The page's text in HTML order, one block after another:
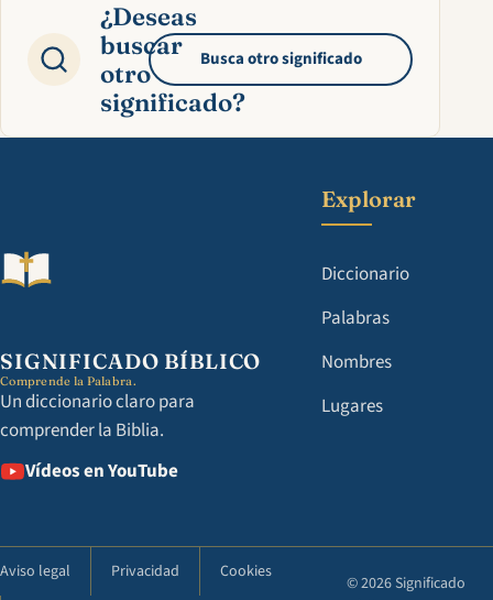
¿Deseas
buscar
otro
significado?
Busca otro significado
SIGNIFICADO BÍBLICO
Comprende la Palabra.
Un diccionario claro para
comprender la Biblia.
Vídeos en YouTube
Explorar
Diccionario
Palabras
Nombres
Lugares
Aviso legal Privacidad Cookies
© 2026 Significado